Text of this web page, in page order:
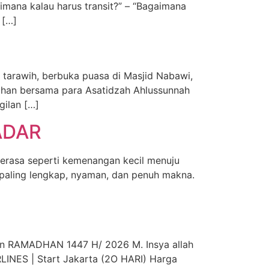
kalau harus transit?” – “Bagaimana
[…]
berbuka puasa di Masjid Nabawi,
bersama para Asatidzah Ahlussunnah
[…]
seperti kemenangan kecil menuju
lengkap, nyaman, dan penuh makna.
RAMADHAN 1447 H/ 2026 M. Insya allah
| Start Jakarta (2O HARI) Harga